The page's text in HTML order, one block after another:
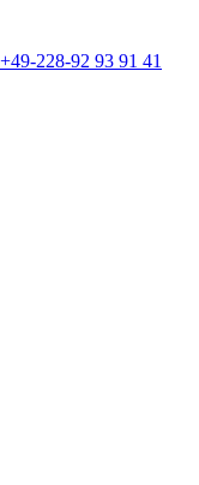
228-92 93 91 41